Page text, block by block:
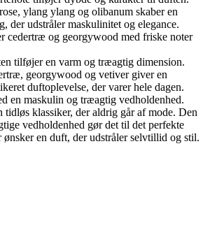
ylang ylang og olibanum skaber en
der udstråler maskulinitet og elegance.
cedertræ og georgywood med friske noter
tilføjer en varm og træagtig dimension.
georgywood og vetiver giver en
duftoplevelse, der varer hele dagen.
en maskulin og træagtig vedholdenhed.
tidløs klassiker, der aldrig går af mode. Den
vedholdenhed gør det til det perfekte
en duft, der udstråler selvtillid og stil.